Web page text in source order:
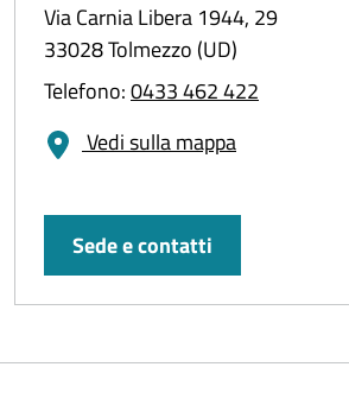
Via Carnia Libera 1944, 29
33028 Tolmezzo (UD)
Telefono:0433 462 422
Vedi sulla mappa
Sede e contatti